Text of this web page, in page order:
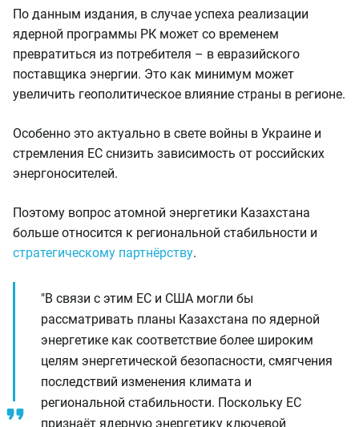
По данным издания, в случае успеха реализации
ядерной программы РК может со временем
превратиться из потребителя – в евразийского
поставщика энергии. Это как минимум может
увеличить геополитическое влияние страны в регионе.
Особенно это актуально в свете войны в Украине и
стремления ЕС снизить зависимость от российских
энергоносителей.
Поэтому вопрос атомной энергетики Казахстана
больше относится к региональной стабильности и
стратегическому партнёрству.
"В связи с этим ЕС и США могли бы
рассматривать планы Казахстана по ядерной
энергетике как соответствие более широким
целям энергетической безопасности, смягчения
последствий изменения климата и
региональной стабильности. Поскольку ЕС
признаёт ядерную энергетику ключевой